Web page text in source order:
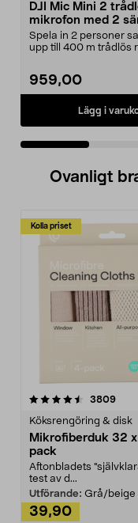
DJI Mic Mini 2
mikrofon med 2
Spela in 2 personer
upp till 400 m trådlös
959,00
Lägg i
Ovanligt
Kolla priset
3809
Köksrengöring & disk
Mikrofiberduk 32
pack
Aftonbladets
test av d...
Utförande: Grå/beige
39,90
4.0av 5 stjärnor